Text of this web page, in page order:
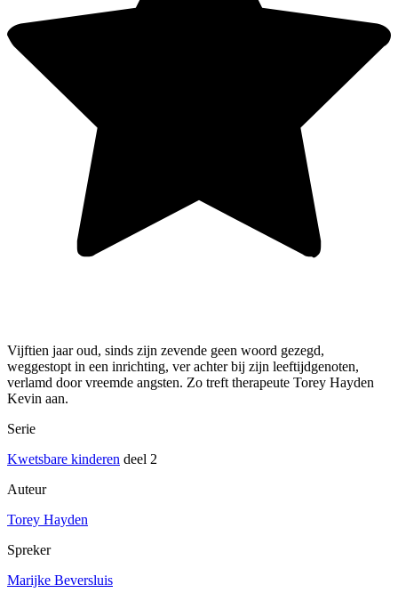
Vijftien jaar oud, sinds zijn zevende geen woord gezegd,
weggestopt in een inrichting, ver achter bij zijn leeftijdgenoten,
verlamd door vreemde angsten. Zo treft therapeute Torey Hayden
Kevin aan.
Serie
Kwetsbare kinderen deel 2
Auteur
Torey Hayden
Spreker
Marijke Beversluis